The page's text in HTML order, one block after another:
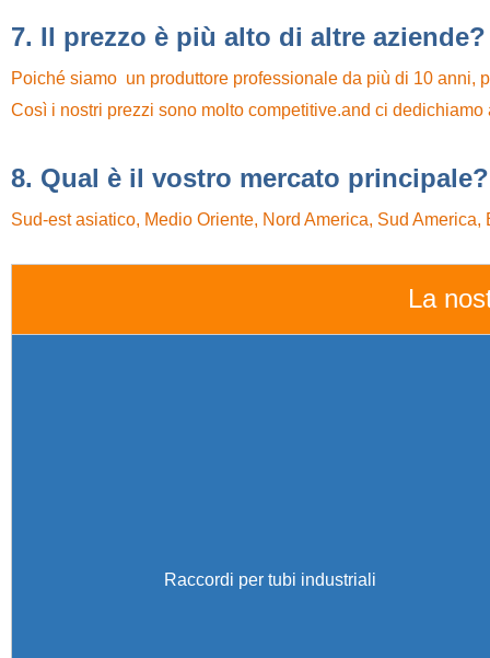
7. Il prezzo è più alto di altre aziende?
Poiché siamo un produttore professionaleda più di 10anni,
Così i nostri prezzi sono molto competitive.and ci
8. Qual è il vostro mercato principale?
Sud-est asiatico, Medio Oriente, Nord America, Sud America,
La
Raccordi per tubi industriali